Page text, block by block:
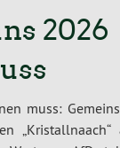
2026
muss:
„Kristallnaach“